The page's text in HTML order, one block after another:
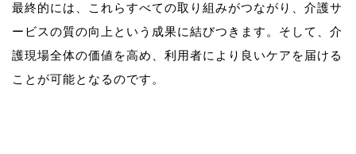
最終的には、これらすべての取り組みがつながり、介護サ
ービスの質の向上という成果に結びつきます。そして、介
護現場全体の価値を高め、利用者により良いケアを届ける